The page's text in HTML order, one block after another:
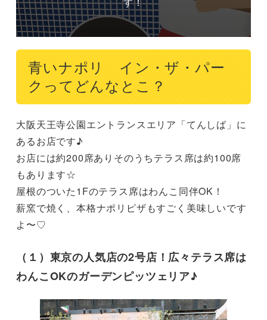
青いナポリ イン・ザ・パー
クってどんなとこ？
大阪天王寺公園エントランスエリア「てんしば」に
あるお店です♪
お店には約200席ありそのうちテラス席は約100席
もあります☆
屋根のついた1Fのテラス席はわんこ同伴OK！
薪窯で焼く、本格ナポリピザもすごく美味しいです
よ〜♡
（１）東京の人気店の2号店！広々テラス席は
わんこOKのガーデンピッツェリア♪